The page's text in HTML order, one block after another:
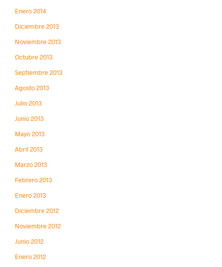
Enero 2014
Diciembre 2013
Noviembre 2013
Octubre 2013
Septiembre 2013
Agosto 2013
Julio 2013
Junio 2013
Mayo 2013
Abril 2013
Marzo 2013
Febrero 2013
Enero 2013
Diciembre 2012
Noviembre 2012
Junio 2012
Enero 2012